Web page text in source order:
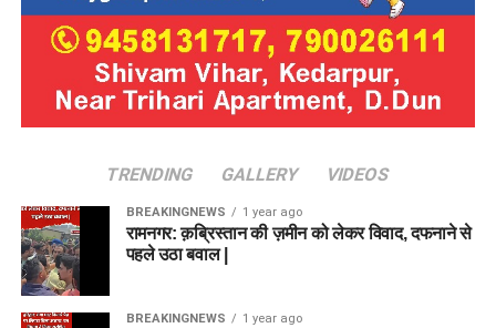
TRENDING GALLERY VIDEOS
BREAKINGNEWS 1 year ago
रामनगर: क़ब्रिस्तान की ज़मीन को लेकर विवाद, दफनाने से
पहले उठा बवाल |
BREAKINGNEWS 1 year ago